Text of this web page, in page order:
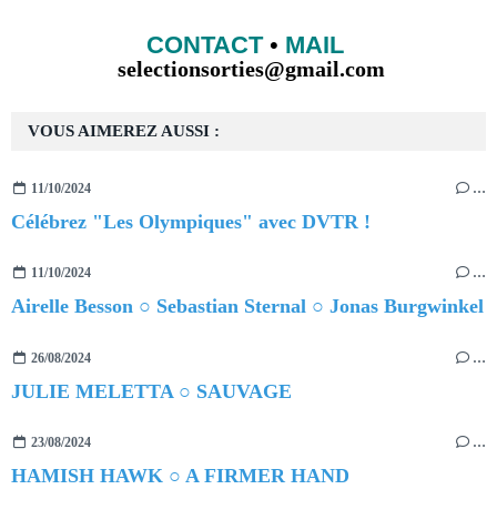
VOUS AIMEREZ AUSSI :
11/10/2024 …
Célébrez "Les Olympiques" avec DVTR !
11/10/2024 …
Airelle Besson ○ Sebastian Sternal ○ Jonas Burgwinkel
26/08/2024 …
JULIE MELETTA ○ SAUVAGE
23/08/2024 …
HAMISH HAWK ○ A FIRMER HAND
CONTACT• MAIL
selectionsorties@gmail.com